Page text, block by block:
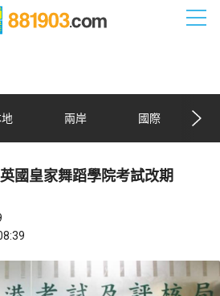
兩岸 國際
國皇家舞蹈學院考試改期